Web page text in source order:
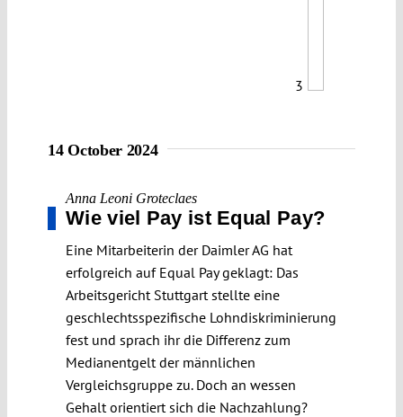
3
14 October 2024
Anna Leoni Groteclaes
Wie viel Pay ist Equal Pay?
Eine Mitarbeiterin der Daimler AG hat
erfolgreich auf Equal Pay geklagt: Das
Arbeitsgericht Stuttgart stellte eine
geschlechtsspezifische Lohndiskriminierung
fest und sprach ihr die Differenz zum
Medianentgelt der männlichen
Vergleichsgruppe zu. Doch an wessen
Gehalt orientiert sich die Nachzahlung?